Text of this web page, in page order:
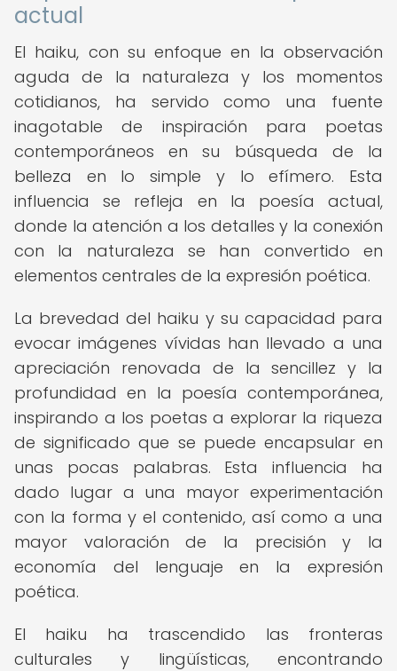
actual
El haiku, con su enfoque en la observación
aguda de la naturaleza y los momentos
cotidianos, ha servido como una fuente
inagotable de inspiración para poetas
contemporáneos en su búsqueda de la
belleza en lo simple y lo efímero. Esta
influencia se refleja en la poesía actual,
donde la atención a los detalles y la conexión
con la naturaleza se han convertido en
elementos centrales de la expresión poética.
La brevedad del haiku y su capacidad para
evocar imágenes vívidas han llevado a una
apreciación renovada de la sencillez y la
profundidad en la poesía contemporánea,
inspirando a los poetas a explorar la riqueza
de significado que se puede encapsular en
unas pocas palabras. Esta influencia ha
dado lugar a una mayor experimentación
con la forma y el contenido, así como a una
mayor valoración de la precisión y la
economía del lenguaje en la expresión
poética.
El haiku ha trascendido las fronteras
culturales y lingüísticas, encontrando